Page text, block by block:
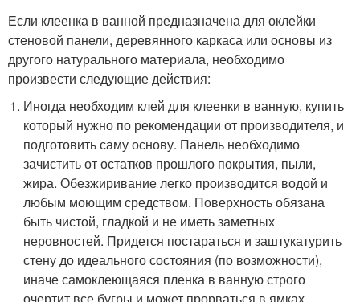
Если клеенка в ванной предназначена для оклейки
стеновой панели, деревянного каркаса или основы из
другого натурального материала, необходимо
произвести следующие действия:
Иногда необходим клей для клеенки в ванную, купить
который нужно по рекомендации от производителя, и
подготовить саму основу. Панель необходимо
зачистить от остатков прошлого покрытия, пыли,
жира. Обезжиривание легко производится водой и
любым моющим средством. Поверхность обязана
быть чистой, гладкой и не иметь заметных
неровностей. Придется постараться и заштукатурить
стену до идеального состояния (по возможности),
иначе самоклеющаяся пленка в ванную строго